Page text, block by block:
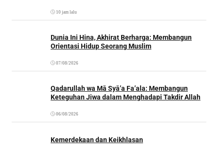
10 jam lalu
Dunia Ini Hina, Akhirat Berharga: Membangun
Orientasi Hidup Seorang Muslim
07/08/2026
Qadarullah wa Mā Syā’a Fa’ala: Membangun
Keteguhan Jiwa dalam Menghadapi Takdir Allah
06/08/2026
Kemerdekaan dan Keikhlasan